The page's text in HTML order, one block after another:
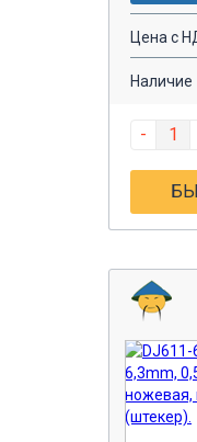
Цена с
Наличие
-